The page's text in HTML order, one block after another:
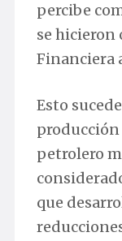
percibe
se hicieron
Financiera
Esto
producción
petrolero
que